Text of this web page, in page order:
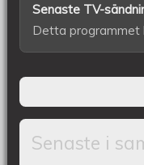
Senaste TV-
Detta programmet
Senaste i